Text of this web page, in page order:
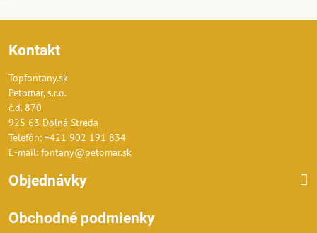
Kontakt
Topfontany.sk
Petomar, s.r.o.
č.d. 870
925 63 Dolná Streda
Telefón: +421 902 191 834
E-mail: fontany@petomar.sk
Objednávky
Obchodné podmienky